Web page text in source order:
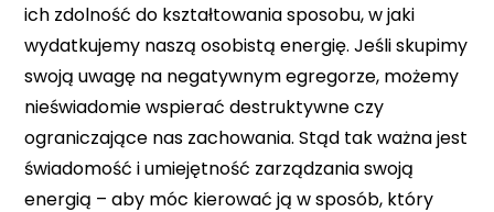
ich zdolność do kształtowania sposobu, w jaki
wydatkujemy naszą osobistą energię. Jeśli skupimy
swoją uwagę na negatywnym egregorze, możemy
nieświadomie wspierać destruktywne czy
ograniczające nas zachowania. Stąd tak ważna jest
świadomość i umiejętność zarządzania swoją
energią – aby móc kierować ją w sposób, który